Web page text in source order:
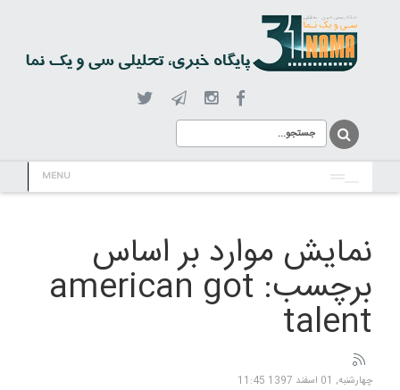
MENU
نمایش موارد بر اساس
برچسب: american got
talent
چهارشنبه, 01 اسفند 1397 11:45